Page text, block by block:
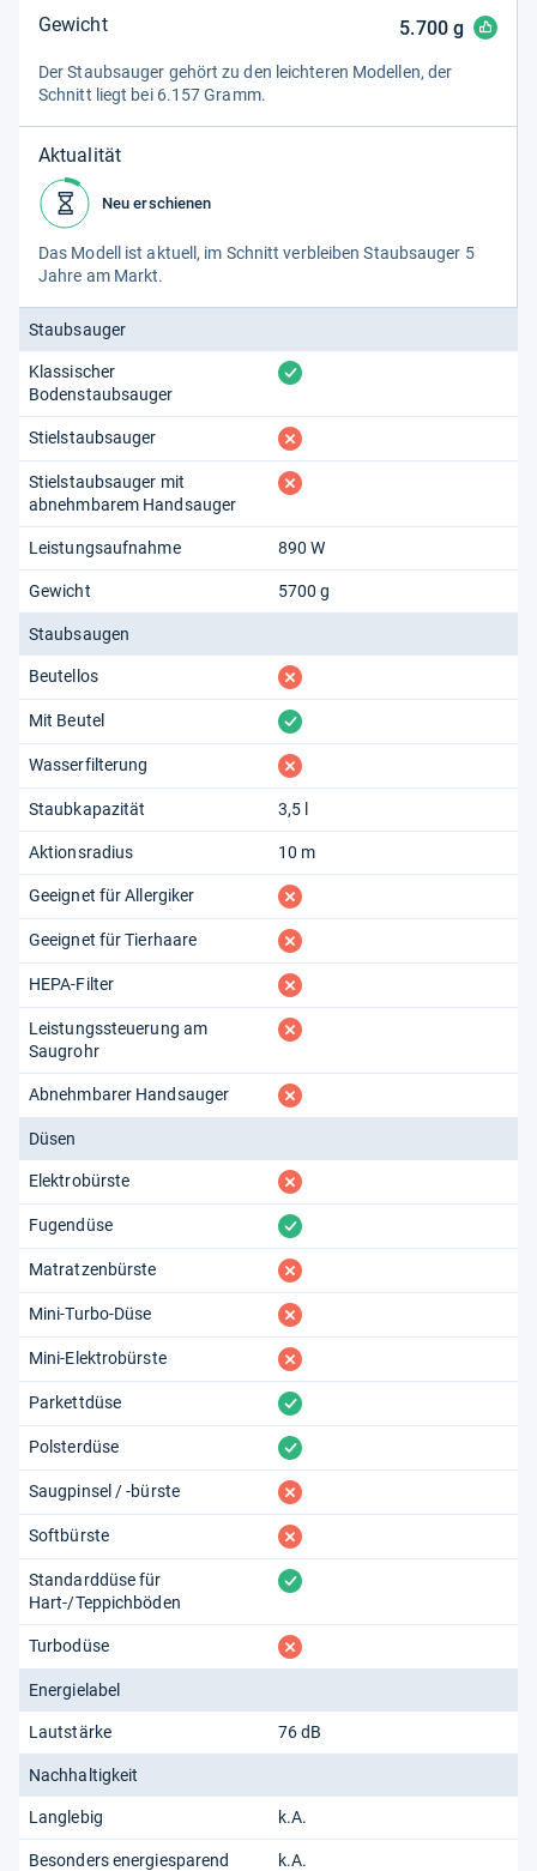
Gewicht 5.700g
Der Staub­sau­ger gehört zu den leich­teren Model­len, der
Schnitt liegt bei 6.157 Gramm.
Aktualität
Neu erschienen
Das Modell ist aktu­ell, im Schnitt ver­blei­ben Staub­sau­ger 5
Jahre am Markt.
Staubsauger
Klassischer
Bodenstaubsauger
vorhanden
Stielstaubsauger fehlt
Stielstaubsauger mit
abnehmbarem Handsauger
fehlt
Leistungsaufnahme 890 W
Gewicht 5700 g
Staubsaugen
Beutellos fehlt
Mit Beutel vorhanden
Wasserfilterung fehlt
Staubkapazität 3,5 l
Aktionsradius 10 m
Geeignet für Allergiker fehlt
Geeignet für Tierhaare fehlt
HEPA-Filter fehlt
Leistungssteuerung am
Saugrohr
fehlt
Abnehmbarer Handsauger fehlt
Düsen
Elektrobürste fehlt
Fugendüse vorhanden
Matratzenbürste fehlt
Mini-Turbo-Düse fehlt
Mini-Elektrobürste fehlt
Parkettdüse vorhanden
Polsterdüse vorhanden
Saugpinsel / -bürste fehlt
Softbürste fehlt
Standarddüse für
Hart-/Teppichböden
vorhanden
Turbodüse fehlt
Energielabel
Lautstärke 76 dB
Nachhaltigkeit
Langlebig k.A.
Besonders energiesparend k.A.